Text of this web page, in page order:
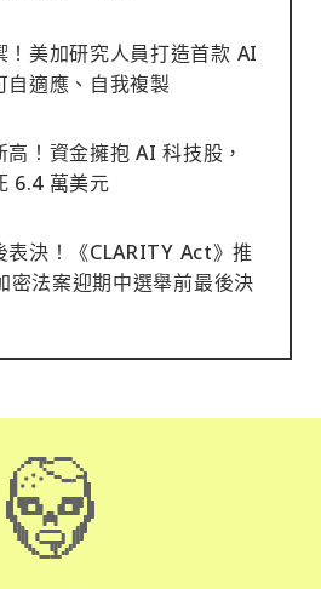
！美加研究人員打造首款 AI
自適應、自我複製
！資金擁抱 AI 科技股，
6.4 萬美元
表決！《CLARITY Act》推
密法案迎期中選舉前最後決